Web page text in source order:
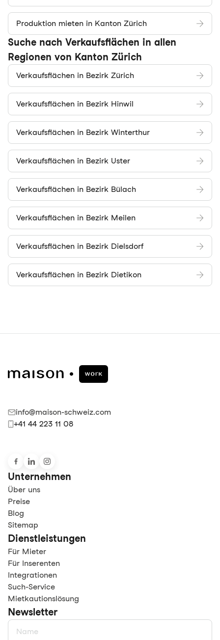
Produktion mieten in Kanton Zürich
Suche nach Verkaufsflächen in allen
Regionen von Kanton Zürich
Verkaufsflächen in Bezirk Zürich
Verkaufsflächen in Bezirk Hinwil
Verkaufsflächen in Bezirk Winterthur
Verkaufsflächen in Bezirk Uster
Verkaufsflächen in Bezirk Bülach
Verkaufsflächen in Bezirk Meilen
Verkaufsflächen in Bezirk Dielsdorf
Verkaufsflächen in Bezirk Dietikon
info@maison-schweiz.com
+41 44 223 11 08
Unternehmen
Über uns
Preise
Blog
Sitemap
Dienstleistungen
Für Mieter
Für Inserenten
Integrationen
Such-Service
Mietkautionslösung
Newsletter